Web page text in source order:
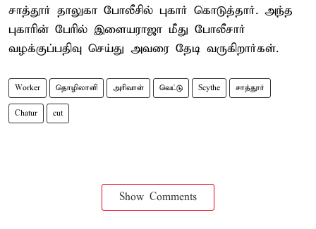
சாத்தூர் தாலுகா போலீசில் புகார் கொடுத்தார். அந்த
புகாரின் பேரில் இளையராஜா மீது போலீசார்
வழக்குப்பதிவு செய்து அவரை தேடி வருகிறார்கள்.
Worker தொழிலாளி அரிவாள் வெட்டு Scythe சாத்தூர்
Chatur cut
Show Comments